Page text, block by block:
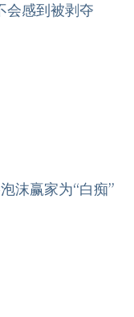
会感到被剥夺
沫赢家为“白痴”